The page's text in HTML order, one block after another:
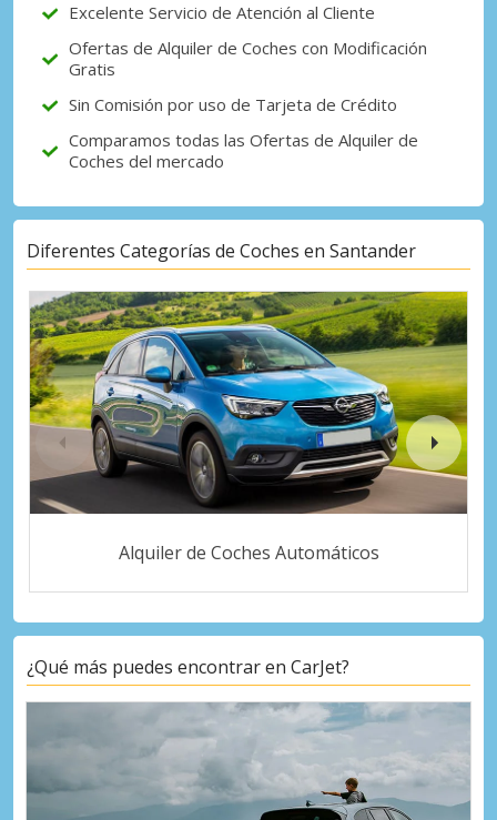
Excelente Servicio de Atención al Cliente
Ofertas de Alquiler de Coches con Modificación
Gratis
Sin Comisión por uso de Tarjeta de Crédito
Comparamos todas las Ofertas de Alquiler de
Coches del mercado
Diferentes Categorías de Coches en Santander
Alquiler de Coches Automáticos
¿Qué más puedes encontrar en CarJet?